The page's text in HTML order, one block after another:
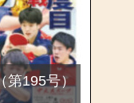
195号）